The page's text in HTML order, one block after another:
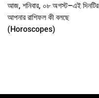
আজ, শনিবার, ০৮ অগস্ট–এই দিনটির
আপনার রাশিফল কী বলছে
(Horoscopes)